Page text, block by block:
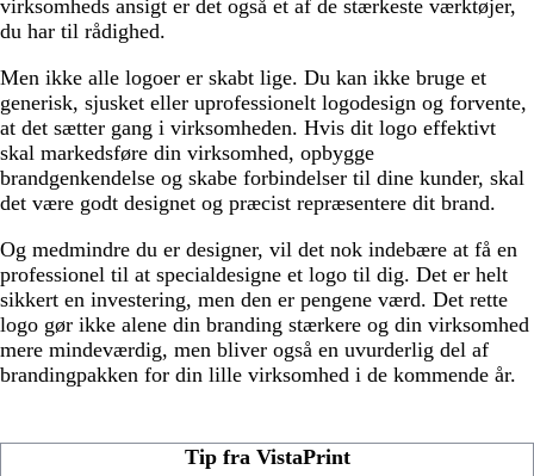
virksomheds ansigt er det også et af de stærkeste værktøjer,
du har til rådighed.
Men ikke alle logoer er skabt lige. Du kan ikke bruge et
generisk, sjusket eller uprofessionelt logodesign og forvente,
at det sætter gang i virksomheden. Hvis dit logo effektivt
skal markedsføre din virksomhed, opbygge
brandgenkendelse og skabe forbindelser til dine kunder, skal
det være godt designet og præcist repræsentere dit brand.
Og medmindre du er designer, vil det nok indebære at få en
professionel til at specialdesigne et logo til dig. Det er helt
sikkert en investering, men den er pengene værd. Det rette
logo gør ikke alene din branding stærkere og din virksomhed
mere mindeværdig, men bliver også en uvurderlig del af
brandingpakken for din lille virksomhed i de kommende år.
Tip fra VistaPrint